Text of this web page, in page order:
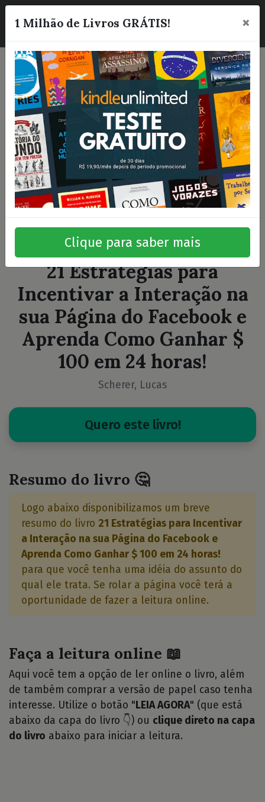
☰
21 Estratégias para
Incentivar a Interação na
sua Página do Facebook e
Aprenda Como Ganhar $
100 em 24 horas!
Scherer, Lucas
Quero este livro!
Resumo do livro 🤔
Logo abaixo disponibilizamos um breve
resumo do livro 21 Estratégias para Incentivar
a Interação na sua Página do Facebook e
Aprenda Como Ganhar $ 100 em 24 horas!
para que você tenha uma idéia do assunto do
qual ele trata. Se rolar a página você terá a
oportunidade de fazer a leitura online.
Faça a leitura online 📖
Aqui você tem a opção de ler online o livro, além
de também comprar a versão de papel caso tenha
interesse. Utilize o botão " LEIA AGORA" (que está
abaixo da capa do livro 👇) ou clique direto na capa
do livro abaixo para iniciar a leitura.
1 Milhão de Livros GRÁTIS! ×
Clique para saber mais